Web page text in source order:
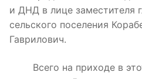
и ДНД в лице заместителя
сельского поселения
Гаврилович.
Всего на приходе в